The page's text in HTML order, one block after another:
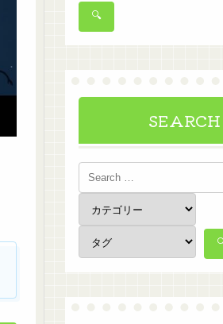
SEARCH